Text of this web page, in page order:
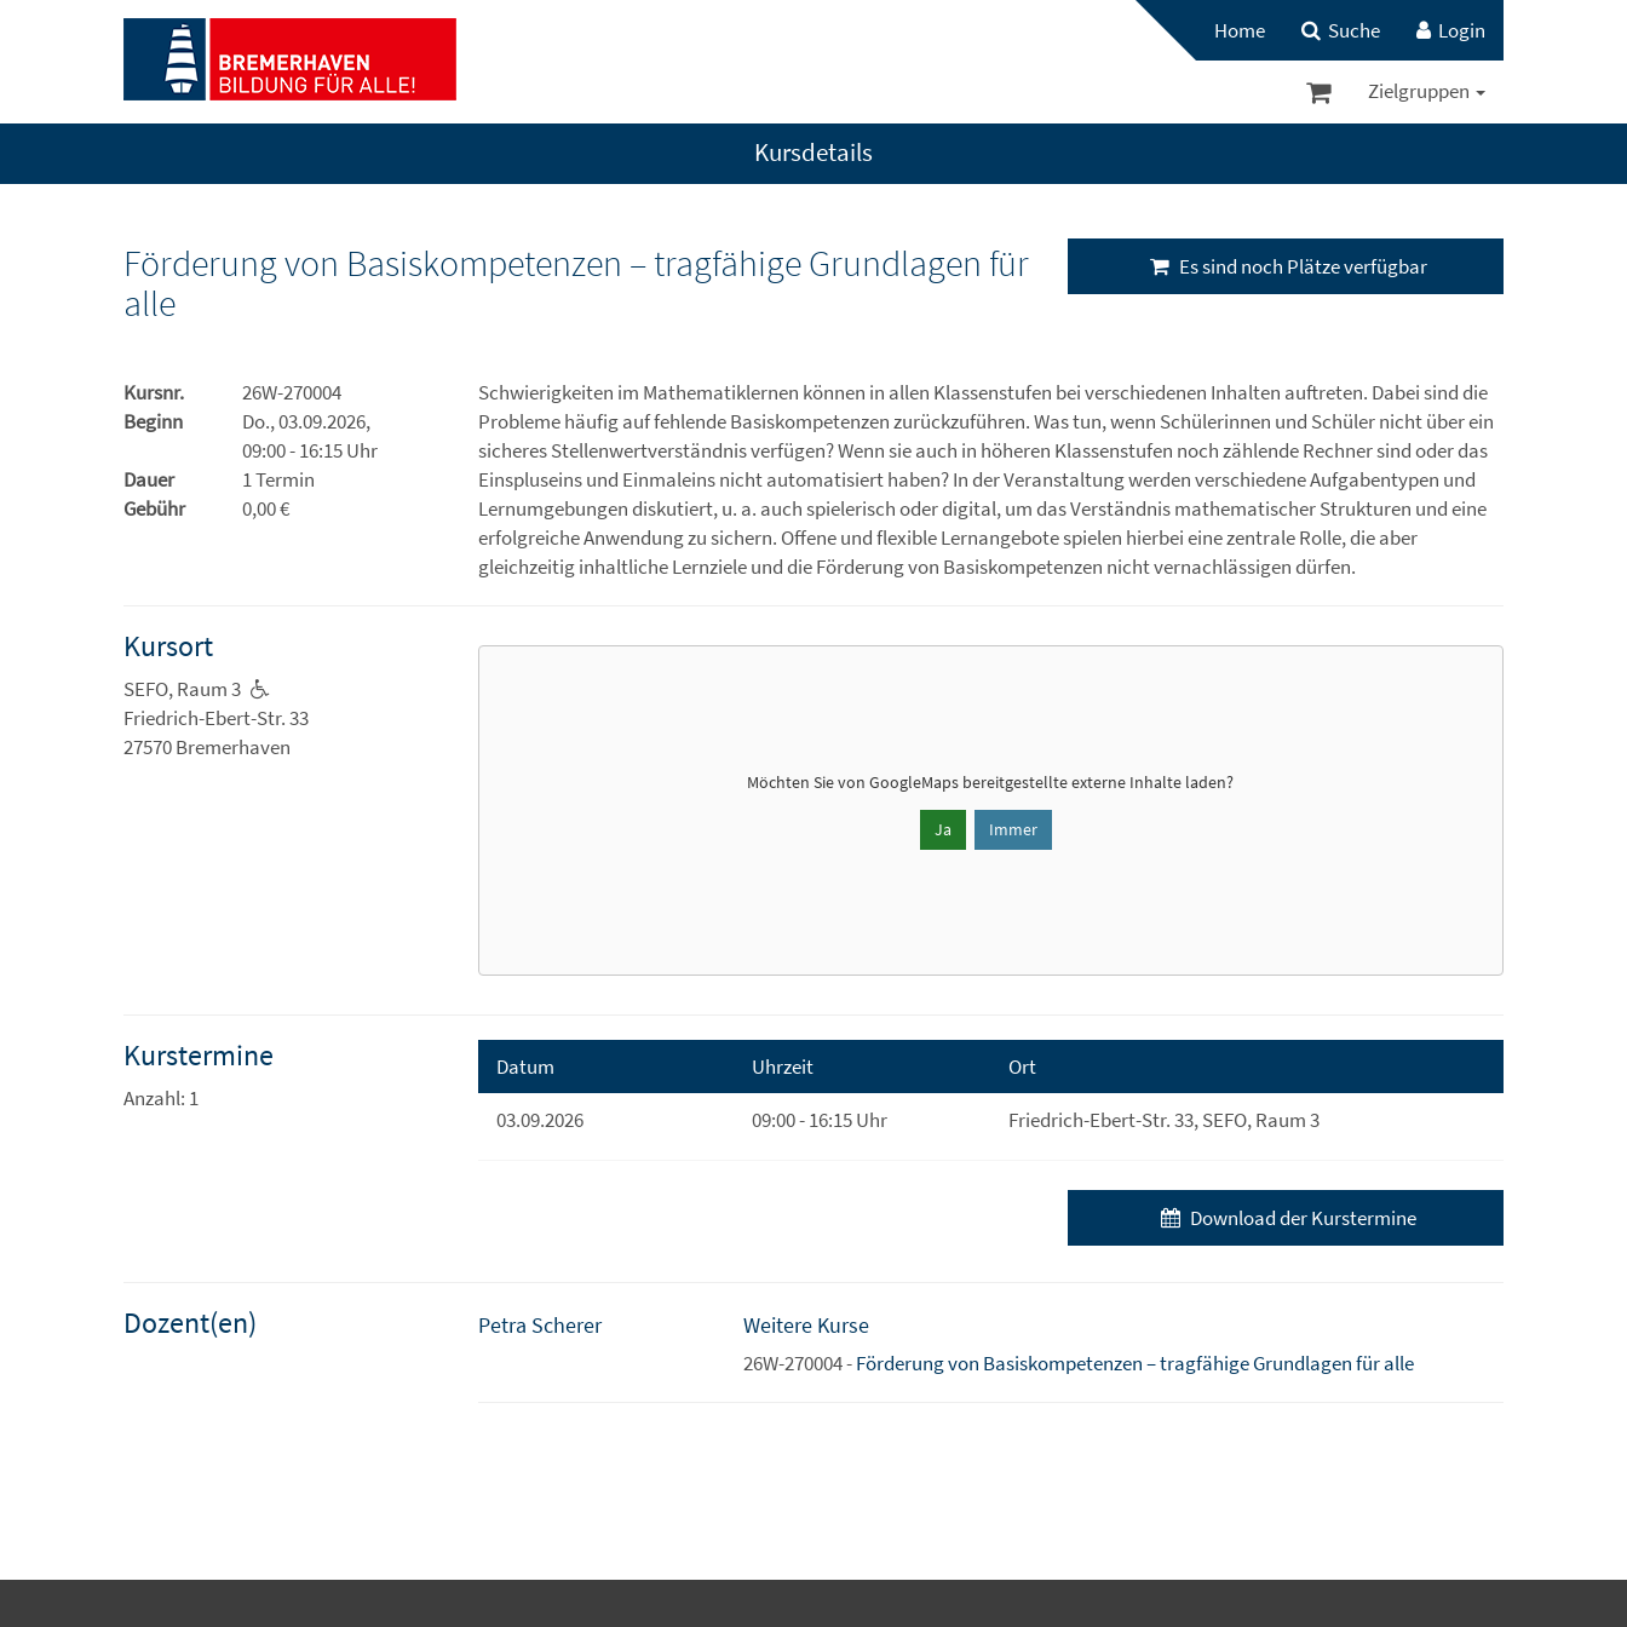
Home Suche Login
Zielgruppen
Kursdetails
Förderung von Basiskompetenzen – tragfähige Grundlagen für
alle
Es sind noch Plätze verfügbar
Kursnr.
26W-270004
Beginn
Do., 03.09.2026,
09:00 - 16:15 Uhr
Dauer
1 Termin
Gebühr
0,00 €
Schwierigkeiten im Mathematiklernen können in allen Klassenstufen bei verschiedenen Inhalten auftreten. Dabei sind die
Probleme häufig auf fehlende Basiskompetenzen zurückzuführen. Was tun, wenn Schülerinnen und Schüler nicht über ein
sicheres Stellenwertverständnis verfügen? Wenn sie auch in höheren Klassenstufen noch zählende Rechner sind oder das
Einspluseins und Einmaleins nicht automatisiert haben? In der Veranstaltung werden verschiedene Aufgabentypen und
Lernumgebungen diskutiert, u. a. auch spielerisch oder digital, um das Verständnis mathematischer Strukturen und eine
erfolgreiche Anwendung zu sichern. Offene und flexible Lernangebote spielen hierbei eine zentrale Rolle, die aber
gleichzeitig inhaltliche Lernziele und die Förderung von Basiskompetenzen nicht vernachlässigen dürfen.
Kursort
SEFO, Raum 3
Friedrich-Ebert-Str. 33
27570 Bremerhaven
Möchten Sie vonGoogleMaps bereitgestellte externe Inhalte laden?
Ja Immer
Kurstermine
Anzahl: 1
Datum Uhrzeit
Ort
03.09.2026
09:00 - 16:15 Uhr Friedrich-Ebert-Str. 33, SEFO, Raum 3
Download der Kurstermine
Dozent(en) Petra Scherer Weitere Kurse
26W-270004 -Förderung von Basiskompetenzen – tragfähige Grundlagen für alle